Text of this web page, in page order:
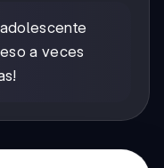
a veces